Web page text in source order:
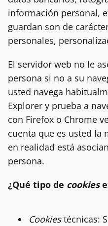
información personal,
guardan son de
personales,
El servidor web no le
persona si no a su
usted navega
Explorer y prueba a
con Firefox o Chrome
cuenta que es usted la
en realidad está
persona.
¿Qué tipo de cookies
Cookiestécnicas: